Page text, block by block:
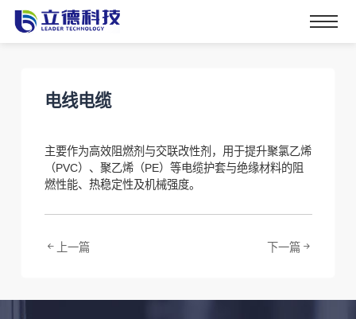
电线电缆
主要作为高效阻燃剂与交联改性剂，用于提升聚氯乙烯
（PVC）、聚乙烯（PE）等电缆护套与绝缘材料的阻
燃性能、热稳定性及机械强度。
上一篇 下一篇